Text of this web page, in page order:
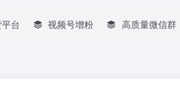
台 视频号增粉 高质量微信群